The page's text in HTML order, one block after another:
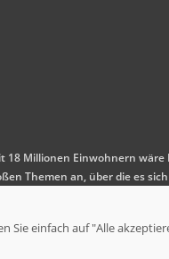
Millionen Einwohnern wäre
Themen an, über die es
einfach auf "Alle